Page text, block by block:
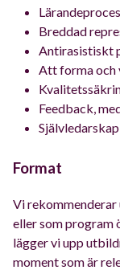
Breddad
Antirasistiskt
Att forma och
Feedback,
Format
Vi
eller som program
lägger vi upp
moment som är